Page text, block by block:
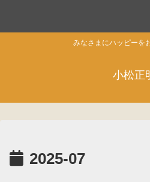
みなさまにハッピーを
小松正
2025-07